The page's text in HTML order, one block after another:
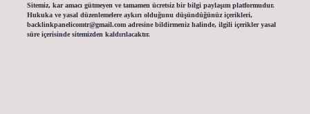
Sitemiz, kar amacı gütmeyen ve tamamen ücretsiz bir bilgi paylaşım platformudur.
Hukuka ve yasal düzenlemelere aykırı olduğunu düşündüğünüz içerikleri,
backlinkpanelicomtr@gmail.comadresine bildirmeniz halinde, ilgili içerikler yasal
süre içerisinde sitemizden kaldırılacaktır.